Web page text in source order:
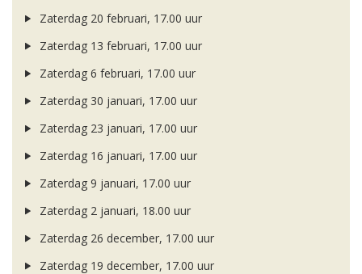
Zaterdag 20 februari, 17.00 uur
Zaterdag 13 februari, 17.00 uur
Zaterdag 6 februari, 17.00 uur
Zaterdag 30 januari, 17.00 uur
Zaterdag 23 januari, 17.00 uur
Zaterdag 16 januari, 17.00 uur
Zaterdag 9 januari, 17.00 uur
Zaterdag 2 januari, 18.00 uur
Zaterdag 26 december, 17.00 uur
Zaterdag 19 december, 17.00 uur